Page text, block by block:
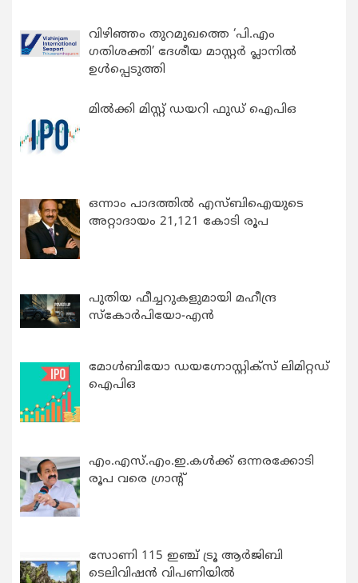
വിഴിഞ്ഞം തുറമുഖത്തെ ‘പി.എം
ഗതിശക്തി’ ദേശീയ മാസ്റ്റർ പ്ലാനിൽ
ഉൾപ്പെടുത്തി
മിൽക്കി മിസ്റ്റ് ഡയറി ഫുഡ് ഐപിഒ
ഒന്നാം പാദത്തിൽ എസ്ബിഐയുടെ
അറ്റാദായം 21,121 കോടി രൂപ
പുതിയ ഫീച്ചറുകളുമായി മഹീന്ദ്ര
സ്കോർപിയോ-എൻ
മോൾബിയോ ഡയഗ്നോസ്റ്റിക്സ് ലിമിറ്റഡ്
ഐപിഒ
എം.എസ്.എം.ഇ.കൾക്ക് ഒന്നരക്കോടി
രൂപ വരെ ഗ്രാന്റ്
സോണി 115 ഇഞ്ച് ട്രൂ ആർജിബി
ടെലിവിഷൻ വിപണിയിൽ